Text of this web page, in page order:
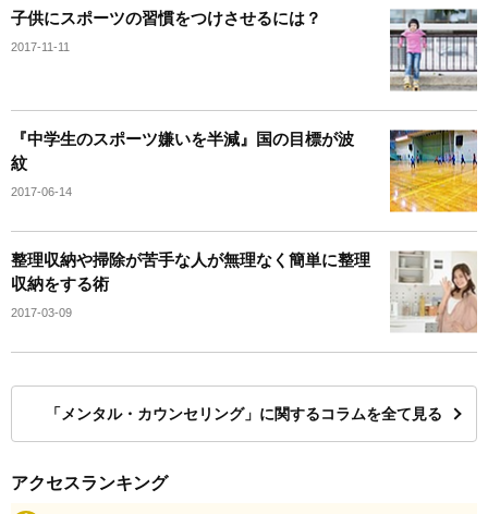
子供にスポーツの習慣をつけさせるには？
2017-11-11
『中学生のスポーツ嫌いを半減』国の目標が波
紋
2017-06-14
整理収納や掃除が苦手な人が無理なく簡単に整理
収納をする術
2017-03-09
「メンタル・カウンセリング」に関するコラムを全て見る
アクセスランキング